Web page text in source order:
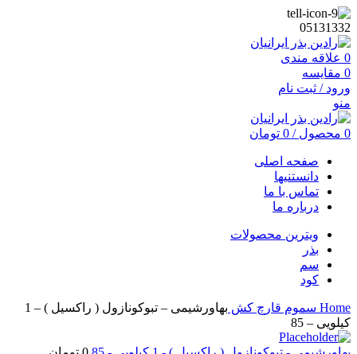
05131332
0 علاقه مندی
0 مقایسه
ورود / ثبت نام
منو
0 محصول /
0 تومان
صفحه اصلی
دانستنیها
تماس با ما
درباره ما
ویترین محصولات
بذر
سم
کود
Home سموم قارچ کش
بهاورشیمی – تبوکونازول ( راکسیل ) – 1
کیلویی – 85